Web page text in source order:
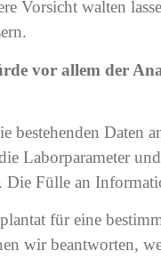
Vorsicht walten
vor allem der
bestehenden Daten
Laborparameter
Fülle an
für eine
wir beantworten,